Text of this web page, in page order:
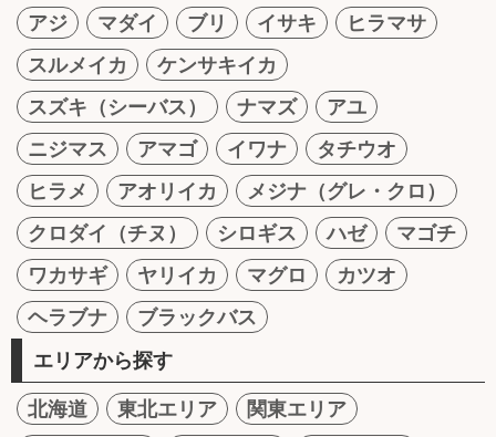
アジ マダイ ブリ イサキ
ヒラマサ
スルメイカ
ケンサキイカ
スズキ（シーバス）
ナマズ
アユ
ニジマス
アマゴ イワナ
タチウオ
ヒラメ
アオリイカ
メジナ（グレ・クロ）
クロダイ（チヌ）
シロギス ハゼ
マゴチ
ワカサギ
ヤリイカ マグロ
カツオ
ヘラブナ
ブラックバス
エリアから探す
北海道 東北エリア
関東エリア